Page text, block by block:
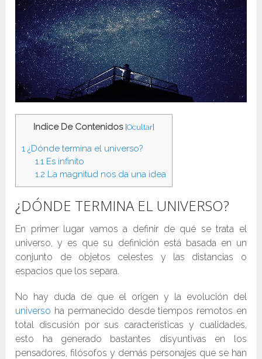
Indice De Contenidos [Ocultar]
1 ¿Dónde termina el universo?
1.1Es infinito
1.2 La magnitud nos da una idea
¿DÓNDE TERMINA EL UNIVERSO?
En primer lugar vamos a definir de qué se trata el
universo, y es que su definición está basada en un
conjunto de objetos celestes y las distancias o
espacios que los separa.
No hay duda de que el origen y la evolución del
universo ha permanecido desde tiempos remotos en
total discusión por sus características y cualidades,
esto ha generado bastantes disyuntivas en los
pensadores, filósofos y demás personajes que se han